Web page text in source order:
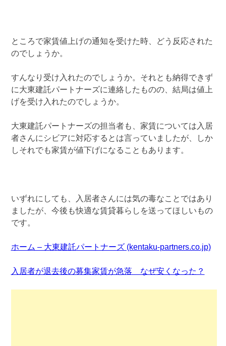
ところで家賃値上げの通知を受けた時、どう反応された
のでしょうか。
すんなり受け入れたのでしょうか。それとも納得できず
に大東建託パートナーズに連絡したものの、結局は値上
げを受け入れたのでしょうか。
大東建託パートナーズの担当者も、家賃については入居
者さんにシビアに対応するとは言っていましたが、しか
しそれでも家賃が値下げになることもあります。
いずれにしても、入居者さんには気の毒なことではあり
ましたが、今後も快適な賃貸暮らしを送ってほしいもの
です。
ホーム – 大東建託パートナーズ (kentaku-partners.co.jp)
入居者が退去後の募集家賃が急落 なぜ安くなった？